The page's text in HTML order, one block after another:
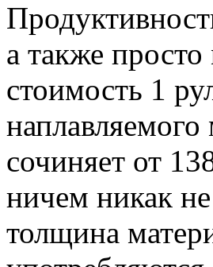
а также
стоимость 1
сочиняет от
ничем никак
толщина